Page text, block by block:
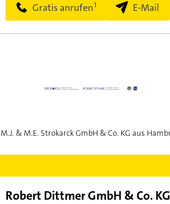
Gratis anrufen E-Mail
M.J. & M.E. Strokarck GmbH & Co. KG aus
Robert Dittmer GmbH & Co.